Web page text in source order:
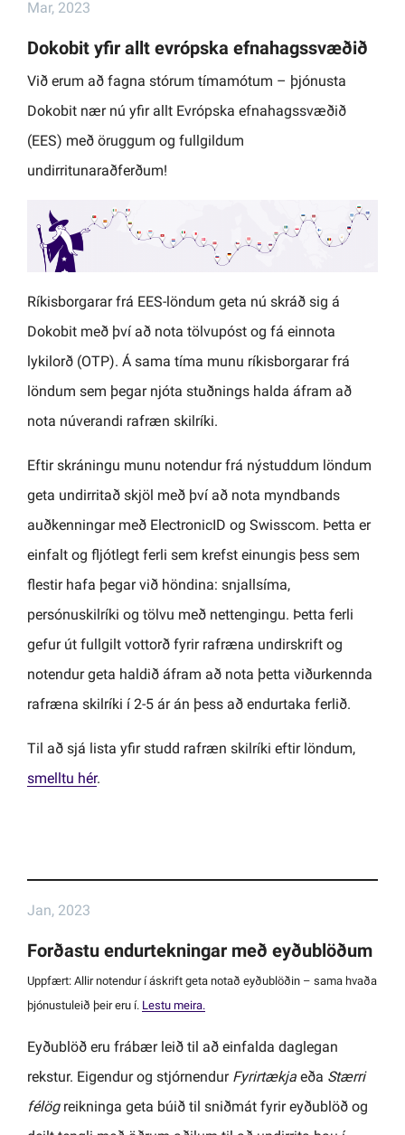
Mar, 2023
Dokobit yfir allt evrópska efnahagssvæðið
Við erum að fagna stórum tímamótum – þjónusta
Dokobit nær nú yfir allt Evrópska efnahagssvæðið
(EES) með öruggum og fullgildum
undirritunaraðferðum!
Ríkisborgarar frá EES-löndum geta nú skráð sig á
Dokobit með því að nota tölvupóst og fá einnota
lykilorð (OTP). Á sama tíma munu ríkisborgarar frá
löndum sem þegar njóta stuðnings halda áfram að
nota núverandi rafræn skilríki.
Eftir skráningu munu notendur frá nýstuddum löndum
geta undirritað skjöl með því að nota myndbands
auðkenningar með ElectronicID og Swisscom. Þetta er
einfalt og fljótlegt ferli sem krefst einungis þess sem
flestir hafa þegar við höndina: snjallsíma,
persónuskilríki og tölvu með nettengingu. Þetta ferli
gefur út fullgilt vottorð fyrir rafræna undirskrift og
notendur geta haldið áfram að nota þetta viðurkennda
rafræna skilríki í 2-5 ár án þess að endurtaka ferlið.
Til að sjá lista yfir studd rafræn skilríki eftir löndum,
smelltu hér.
Jan, 2023
Forðastu endurtekningar með eyðublöðum
Uppfært: Allir notendur í áskrift geta notað eyðublöðin – sama hvaða
þjónustuleið þeir eru í. Lestu meira.
Eyðublöð eru frábær leið til að einfalda daglegan
rekstur. Eigendur og stjórnendur Fyrirtækja eða Stærri
félögreikninga geta búið til sniðmát fyrir eyðublöð og